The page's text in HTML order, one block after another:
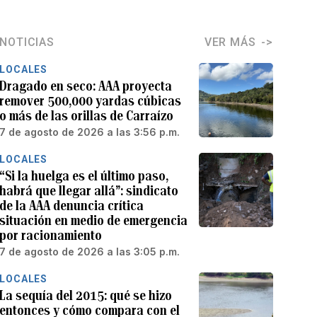
NOTICIAS VER MÁS
LOCALES
Dragado en seco: AAA proyecta
remover 500,000 yardas cúbicas
o más de las orillas de Carraízo
7 de agosto de 2026 a las 3:56 p.m.
LOCALES
“Si la huelga es el último paso,
habrá que llegar allá”: sindicato
de la AAA denuncia crítica
situación en medio de emergencia
por racionamiento
7 de agosto de 2026 a las 3:05 p.m.
LOCALES
La sequía del 2015: qué se hizo
entonces y cómo compara con el